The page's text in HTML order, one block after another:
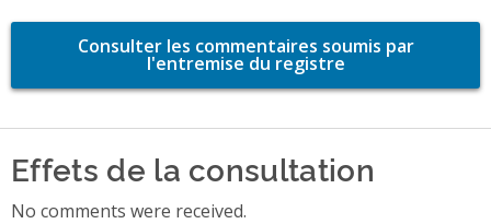
Consulter les commentaires soumis par
l'entremise du registre
Effets de la consultation
No comments were received.